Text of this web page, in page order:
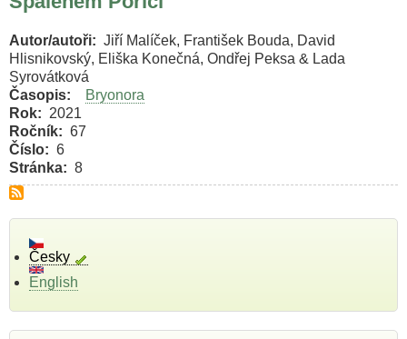
Autor/autoři
Jiří Malíček, František Bouda, David
Hlisnikovský, Eliška Konečná, Ondřej Peksa & Lada
Syrovátková
Časopis
Bryonora
Rok
2021
Ročník
67
Číslo
6
Stránka
8
Česky
English